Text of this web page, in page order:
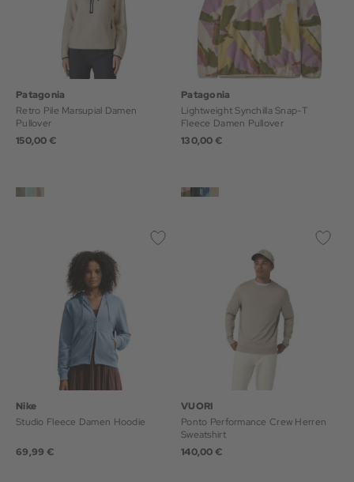
Patagonia
Retro Pile Marsupial Damen
Pullover
150,00 €
Patagonia
Lightweight Synchilla Snap-T
Fleece Damen Pullover
130,00 €
Nike
Studio Fleece Damen Hoodie
69,99 €
VUORI
Ponto Performance Crew Herren
Sweatshirt
140,00 €